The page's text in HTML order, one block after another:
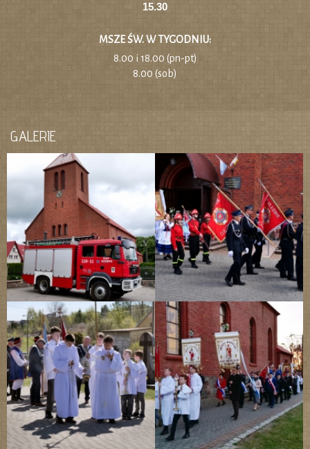
15.30
MSZE ŚW. W TYGODNIU:
8.00 i 18.00 (pn-pt)
8.00 (sob)
GALERIE